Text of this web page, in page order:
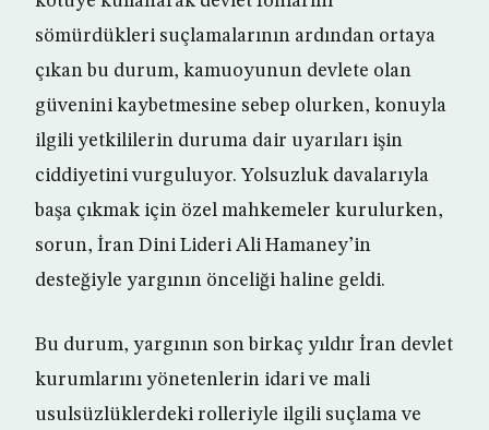
sömürdükleri suçlamalarının ardından ortaya
çıkan bu durum, kamuoyunun devlete olan
güvenini kaybetmesine sebep olurken, konuyla
ilgili yetkililerin duruma dair uyarıları işin
ciddiyetini vurguluyor. Yolsuzluk davalarıyla
başa çıkmak için özel mahkemeler kurulurken,
sorun, İran Dini Lideri Ali Hamaney’in
desteğiyle yargının önceliği haline geldi.
Bu durum, yargının son birkaç yıldır İran devlet
kurumlarını yönetenlerin idari ve mali
usulsüzlüklerdeki rolleriyle ilgili suçlama ve